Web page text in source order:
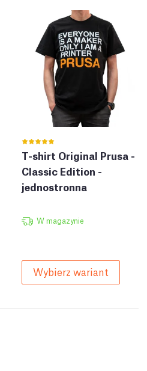
T-shirt Original Prusa -
Classic Edition -
jednostronna
W magazynie
Wybierz wariant